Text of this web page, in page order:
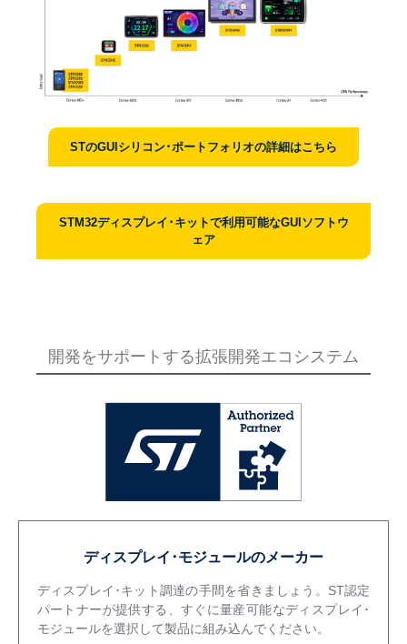
STのGUIシリコン･ポートフォリオの詳細はこちら
STM32ディスプレイ･キットで利用可能なGUIソフトウ
ェア
開発をサポートする拡張開発エコシステム
ディスプレイ･モジュールのメーカー
ディスプレイ･キット調達の手間を省きましょう。ST認定
パートナーが提供する、すぐに量産可能なディスプレイ･
モジュールを選択して製品に組み込んでください。